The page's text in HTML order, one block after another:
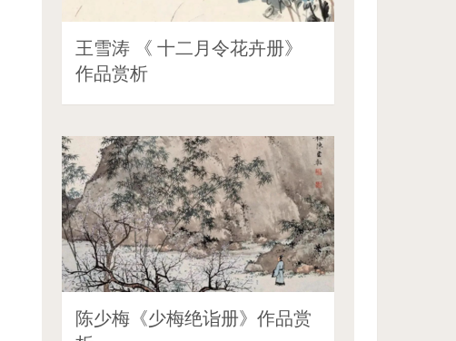
王雪涛 《 十二月令花卉册》
作品赏析
陈少梅《少梅绝诣册》作品赏